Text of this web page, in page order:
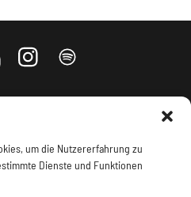
um die Nutzererfahrung zu
Dienste und Funktionen